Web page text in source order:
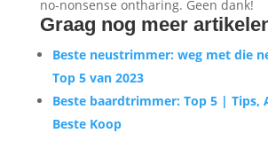
no-nonsense ontharing. Geen dank!
Graag nog meer
Beste neustrimmer: weg met die
Top 5 van 2023
Beste baardtrimmer: Top 5 | Tips,
Beste Koop